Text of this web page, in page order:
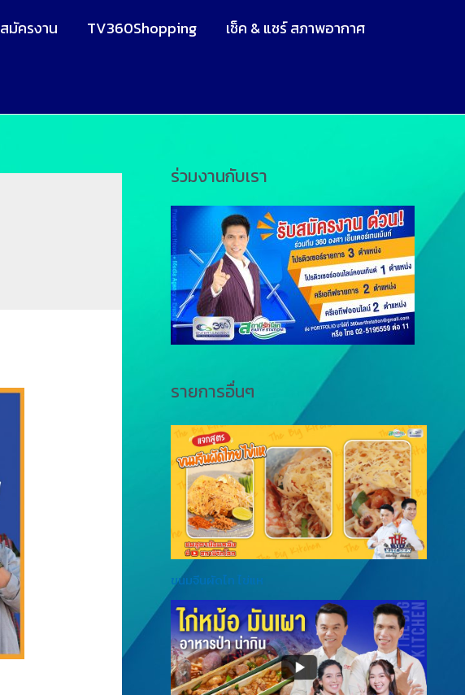
สมัครงาน TV360Shopping เช็ค & แชร์ สภาพอากาศ
ร่วมงานกับเรา
รายการอื่นๆ
ขนมจีนผัดไท ไข่แห